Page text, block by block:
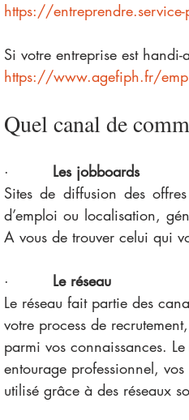
https://
Si votre entreprise est
https://www.agefiph.fr/
Quel canal de
·
  Les jobboards
Sites de diffusion des
d’emploi ou localisation,
A vous de trouver celui qui
·
Le réseau
Le réseau fait partie des
votre process de
parmi vos connaissances.
entourage professionnel,
utilisé grâce à des réseaux